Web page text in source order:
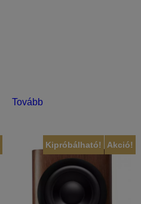
Tovább
Akció!
Kipróbálható!